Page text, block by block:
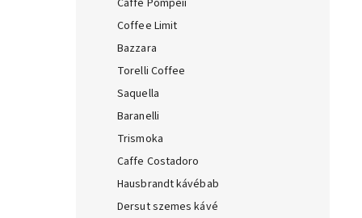
Caffe Pompeii
Coffee Limit
Bazzara
Torelli Coffee
Saquella
Baranelli
Trismoka
Caffe Costadoro
Hausbrandt kávébab
Dersut szemes kávé